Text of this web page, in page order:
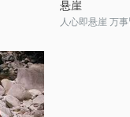
悬崖
人心即悬崖 万